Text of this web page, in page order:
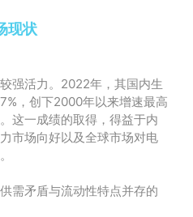
现状
强活力。2022年，其国内生
，创下2000年以来增速最高
这一成绩的取得，得益于内
市场向好以及全球市场对电
需矛盾与流动性特点并存的